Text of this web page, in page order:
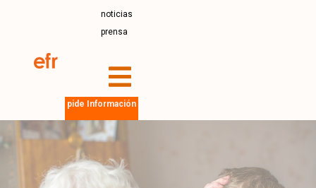
noticias
prensa
pide Información